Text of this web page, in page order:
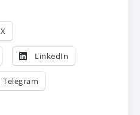
X
LinkedIn
Telegram